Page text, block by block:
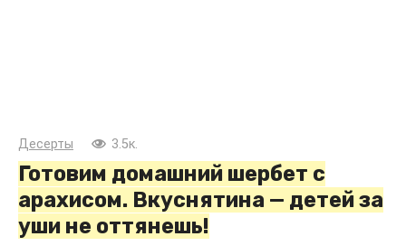
Десерты 3.5к.
Готовим домашний шербет с
арахисом. Вкуснятина — детей за
уши не оттянешь!